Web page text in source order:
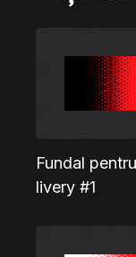
Fundal pentru
livery #1